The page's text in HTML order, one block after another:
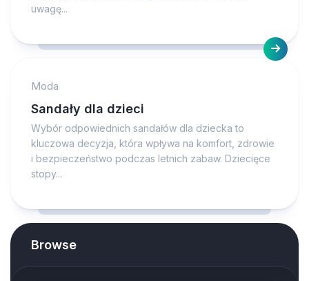
uwagę...
Moda
Sandały dla dzieci
Wybór odpowiednich sandałów dla dziecka to
kluczowa decyzja, która wpływa na komfort, zdrowie
i bezpieczeństwo podczas letnich zabaw. Dziecięce
stopy...
Browse